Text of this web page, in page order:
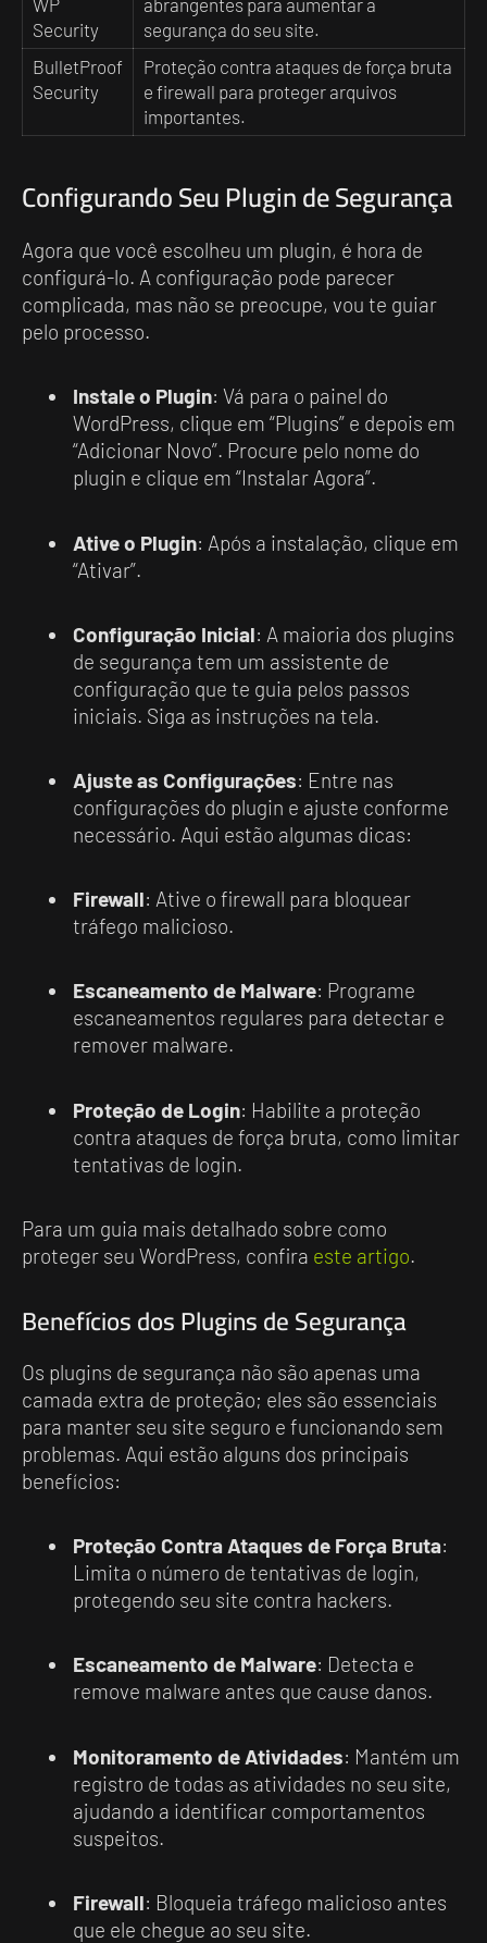
WP
Security
abrangentes para aumentar a
segurança do seu site.
BulletProof
Security
Proteção contra ataques de força bruta
e firewall para proteger arquivos
importantes.
Configurando Seu Plugin de Segurança
Agora que você escolheu um plugin, é hora de
configurá-lo. A configuração pode parecer
complicada, mas não se preocupe, vou te guiar
pelo processo.
Instale o Plugin: Vá para o painel do
WordPress, clique em “Plugins” e depois em
“Adicionar Novo”. Procure pelo nome do
plugin e clique em “Instalar Agora”.
Ative o Plugin: Após a instalação, clique em
“Ativar”.
Configuração Inicial: A maioria dos plugins
de segurança tem um assistente de
configuração que te guia pelos passos
iniciais. Siga as instruções na tela.
Ajuste as Configurações: Entre nas
configurações do plugin e ajuste conforme
necessário. Aqui estão algumas dicas:
Firewall: Ative o firewall para bloquear
tráfego malicioso.
Escaneamento de Malware: Programe
escaneamentos regulares para detectar e
remover malware.
Proteção de Login: Habilite a proteção
contra ataques de força bruta, como limitar
tentativas de login.
Para um guia mais detalhado sobre como
proteger seu WordPress, confira este artigo.
Benefícios dos Plugins de Segurança
Os plugins de segurança não são apenas uma
camada extra de proteção; eles são essenciais
para manter seu site seguro e funcionando sem
problemas. Aqui estão alguns dos principais
benefícios:
Proteção Contra Ataques de Força Bruta:
Limita o número de tentativas de login,
protegendo seu site contra hackers.
Escaneamento de Malware: Detecta e
remove malware antes que cause danos.
Monitoramento de Atividades: Mantém um
registro de todas as atividades no seu site,
ajudando a identificar comportamentos
suspeitos.
Firewall: Bloqueia tráfego malicioso antes
que ele chegue ao seu site.